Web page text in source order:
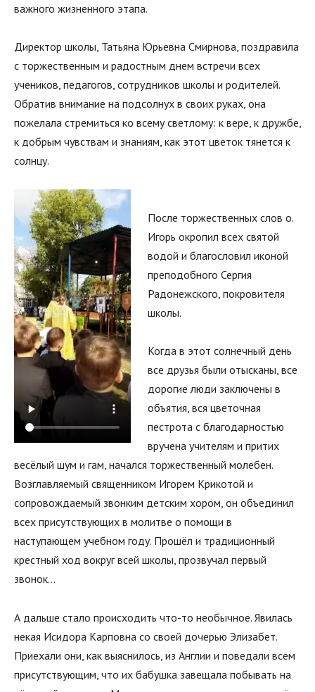
важного жизненного этапа.
Директор школы, Татьяна Юрьевна Смирнова, поздравила
с торжественным и радостным днем встречи всех
учеников, педагогов, сотрудников школы и родителей.
Обратив внимание на подсолнух в своих руках, она
пожелала стремиться ко всему светлому: к вере, к дружбе,
к добрым чувствам и знаниям, как этот цветок тянется к
солнцу.
После торжественных слов о.
Игорь окропил всех святой
водой и благословил иконой
преподобного Сергия
Радонежского, покровителя
школы.
Когда в этот солнечный день
все друзья были отысканы, все
дорогие люди заключены в
объятия, вся цветочная
пестрота с благодарностью
вручена учителям и притих
весёлый шум и гам, начался торжественный молебен.
Возглавляемый священником Игорем Крикотой и
сопровождаемый звонким детским хором, он объединил
всех присутствующих в молитве о помощи в
наступающем учебном году. Прошёл и традиционный
крестный ход вокруг всей школы, прозвучал первый
звонок…
А дальше стало происходить что-то необычное. Явилась
некая Исидора Карповна со своей дочерью Элизабет.
Приехали они, как выяснилось, из Англии и поведали всем
присутствующим, что их бабушка завещала побывать на